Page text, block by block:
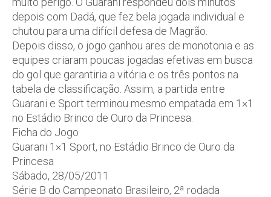
depois com Dadá, que fez bela jogada individual e
chutou para uma difícil defesa de Magrão.
Depois disso, o jogo ganhou ares de monotonia e as
equipes criaram poucas jogadas efetivas em busca
do gol que garantiria a vitória e os três pontos na
tabela de classificação. Assim, a partida entre
Guarani e Sport terminou mesmo empatada em 1×1
no Estádio Brinco de Ouro da Princesa.
Ficha do Jogo
Guarani 1×1 Sport, no Estádio Brinco de Ouro da
Princesa
Sábado, 28/05/2011
Série B do Campeonato Brasileiro, 2ª rodada